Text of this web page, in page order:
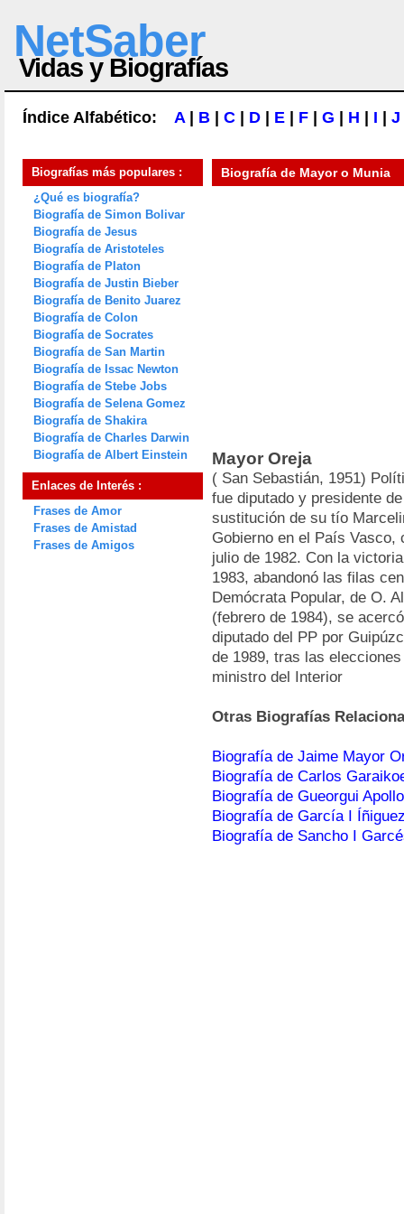
NetSaber
Vidas y Biografías
Índice Alfabético: A| B C D E F G H I J
Biografías más populares :
¿Qué es biografía?
Biografía de Simon Bolivar
Biografía de Jesus
Biografía de Aristoteles
Biografía de Platon
Biografía de Justin Bieber
Biografía de Benito Juarez
Biografía de Colon
Biografía de Socrates
Biografía de San Martin
Biografía de Issac Newton
Biografía de Stebe Jobs
Biografía de Selena Gomez
Biografía de Shakira
Biografía de Charles Darwin
Biografía de Albert Einstein
Enlaces de Interés :
Frases de Amor
Frases de Amistad
Frases de Amigos
Biografía de Mayor o Munia
Mayor Oreja
( San Sebastián, 1951)
fue diputado y presidente
sustitución de su tío
Gobierno en el País Vasco,
julio de 1982. Con la
1983, abandonó las filas
Demócrata Popular, de O.
(febrero de 1984), se
diputado del PP por
de 1989, tras las
ministro del Interior
Otras Biografías
Biografía de Jaime Mayor
Biografía de Carlos
Biografía de Gueorgui
Biografía de García I
Biografía de Sancho I